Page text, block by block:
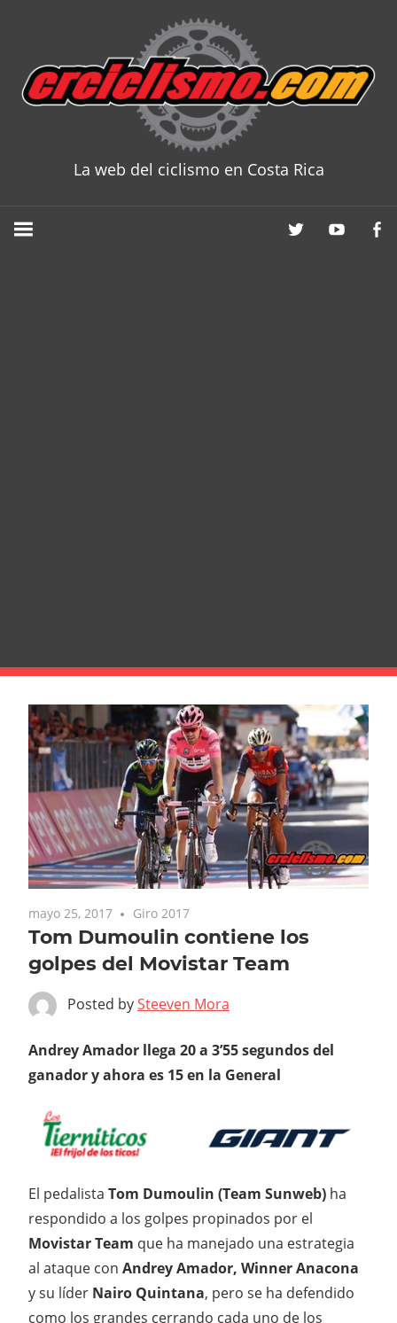
content
La web del ciclismo en Costa Rica
mayo 25, 2017 Giro 2017
Tom Dumoulin contiene los
golpes del Movistar Team
Posted bySteeven Mora
Andrey Amador llega 20 a 3’55 segundos del
ganador y ahora es 15 en la General
El pedalista Tom Dumoulin (Team Sunweb) ha
respondido a los golpes propinados por el
Movistar Team que ha manejado una estrategia
al ataque con Andrey Amador, Winner Anacona
y su líder Nairo Quintana, pero se ha defendido
como los grandes cerrando cada uno de los